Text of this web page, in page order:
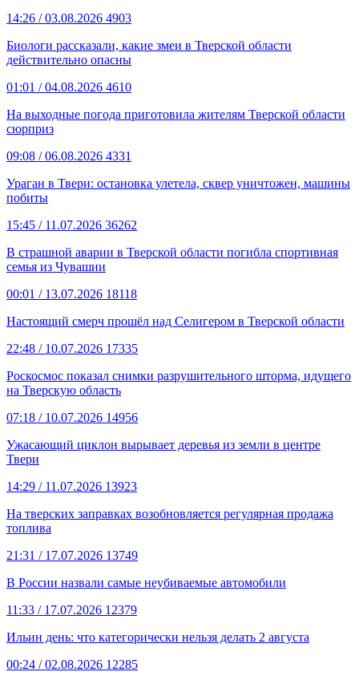
14:26 / 03.08.2026 4903
Биологи рассказали, какие змеи в Тверской области
действительно опасны
01:01 / 04.08.2026 4610
На выходные погода приготовила жителям Тверской области
сюрприз
09:08 / 06.08.2026 4331
Ураган в Твери: остановка улетела, сквер уничтожен, машины
побиты
15:45 / 11.07.2026 36262
В страшной аварии в Тверской области погибла спортивная
семья из Чувашии
00:01 / 13.07.2026 18118
Настоящий смерч прошёл над Селигером в Тверской области
22:48 / 10.07.2026 17335
Роскосмос показал снимки разрушительного шторма, идущего
на Тверскую область
07:18 / 10.07.2026 14956
Ужасающий циклон вырывает деревья из земли в центре
Твери
14:29 / 11.07.2026 13923
На тверских заправках возобновляется регулярная продажа
топлива
21:31 / 17.07.2026 13749
В России назвали самые неубиваемые автомобили
11:33 / 17.07.2026 12379
Ильин день: что категорически нельзя делать 2 августа
00:24 / 02.08.2026 12285